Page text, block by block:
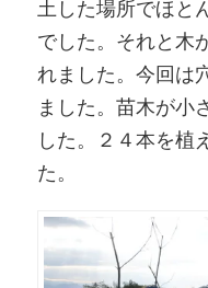
土した場所でほと
でした。それと木
れました。今回は
ました。苗木が小
した。２４本を植
た。